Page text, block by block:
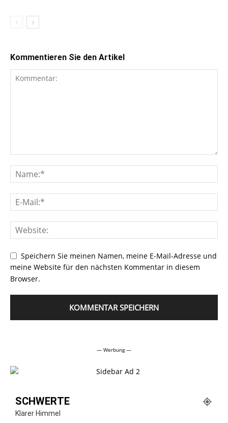
Kommentieren Sie den Artikel
Speichern Sie meinen Namen, meine E-Mail-Adresse und
meine Website für den nächsten Kommentar in diesem
Browser.
— Werbung —
SCHWERTE
Klarer Himmel